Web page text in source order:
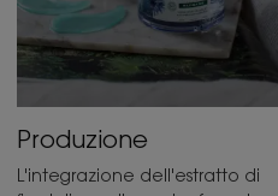
Produzione
L'integrazione dell'estratto di